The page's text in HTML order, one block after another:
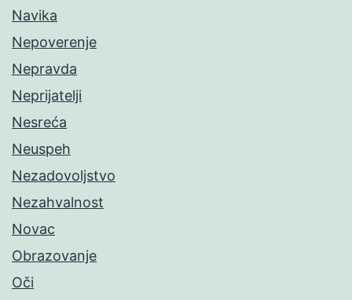
Navika
Nepoverenje
Nepravda
Neprijatelji
Nesreća
Neuspeh
Nezadovoljstvo
Nezahvalnost
Novac
Obrazovanje
Oči